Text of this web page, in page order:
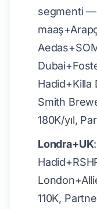
segmenti
Hadid+Killa
Smith
180K/yıl,
Londra+UK
110K,